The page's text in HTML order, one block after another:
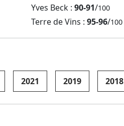
Yves Beck : 90-91/100
Terre de Vins : 95-96/100
2021 2019 2018